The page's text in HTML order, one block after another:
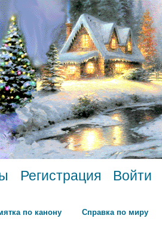
Регистрация Войти
по канону Справка по миру